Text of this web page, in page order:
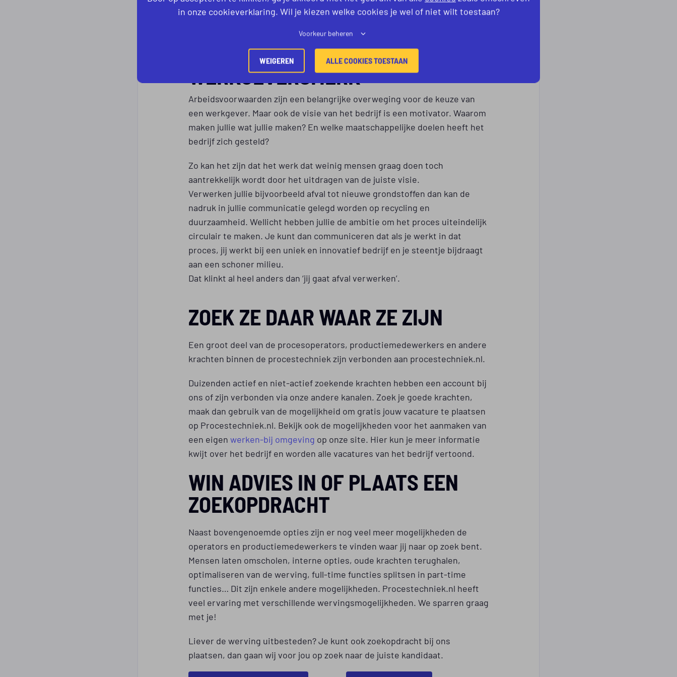
arbeidsvoorwaarden aan te scherpen. Wat kun jij aan arbeidsvoorwaarden
WERK AAN HET
WERKGEVERSMERK
Arbeidsvoorwaarden zijn een belangrijke overweging voor de keuze van
een werkgever. Maar ook de visie van het bedrijf is een motivator. Waarom
maken jullie wat jullie maken? En welke maatschappelijke doelen heeft het
bedrijf zich gesteld?
Zo kan het zijn dat het werk dat weinig mensen graag doen toch
aantrekkelijk wordt door het uitdragen van de juiste visie.
Verwerken jullie bijvoorbeeld afval tot nieuwe grondstoffen dan kan de
nadruk in jullie communicatie gelegd worden op recycling en
duurzaamheid. Wellicht hebben jullie de ambitie om het proces uiteindelijk
circulair te maken. Je kunt dan communiceren dat als je werkt in dat
proces, jij werkt bij een uniek en innovatief bedrijf en je steentje bijdraagt
aan een schoner milieu.
Dat klinkt al heel anders dan ‘jij gaat afval verwerken’.
ZOEK ZE DAAR WAAR ZE ZIJN
Een groot deel van de procesoperators, productiemedewerkers en andere
krachten binnen de procestechniek zijn verbonden aan procestechniek.nl.
Duizenden actief en niet-actief zoekende krachten hebben een account bij
ons of zijn verbonden via onze andere kanalen. Zoek je goede krachten,
maak dan gebruik van de mogelijkheid om gratis jouw vacature te plaatsen
op Procestechniek.nl. Bekijk ook de mogelijkheden voor het aanmaken van
een eigen werken-bij omgeving op onze site. Hier kun je meer informatie
kwijt over het bedrijf en worden alle vacatures van het bedrijf vertoond.
WIN ADVIES IN OF PLAATS EEN
ZOEKOPDRACHT
Naast bovengenoemde opties zijn er nog veel meer mogelijkheden de
operators en productiemedewerkers te vinden waar jij naar op zoek bent.
Mensen laten omscholen, interne opties, oude krachten terughalen,
optimaliseren van de werving, full-time functies splitsen in part-time
functies… Dit zijn enkele andere mogelijkheden. Procestechniek.nl heeft
veel ervaring met verschillende wervingsmogelijkheden. We sparren graag
met je!
Liever de werving uitbesteden? Je kunt ook zoekopdracht bij ons
plaatsen, dan gaan wij voor jou op zoek naar de juiste kandidaat.
in onze cookieverklaring. Wil je kiezen welke cookies je wel of niet wilt toestaan?
Voorkeur beheren
WEIGEREN ALLE COOKIES TOESTAAN